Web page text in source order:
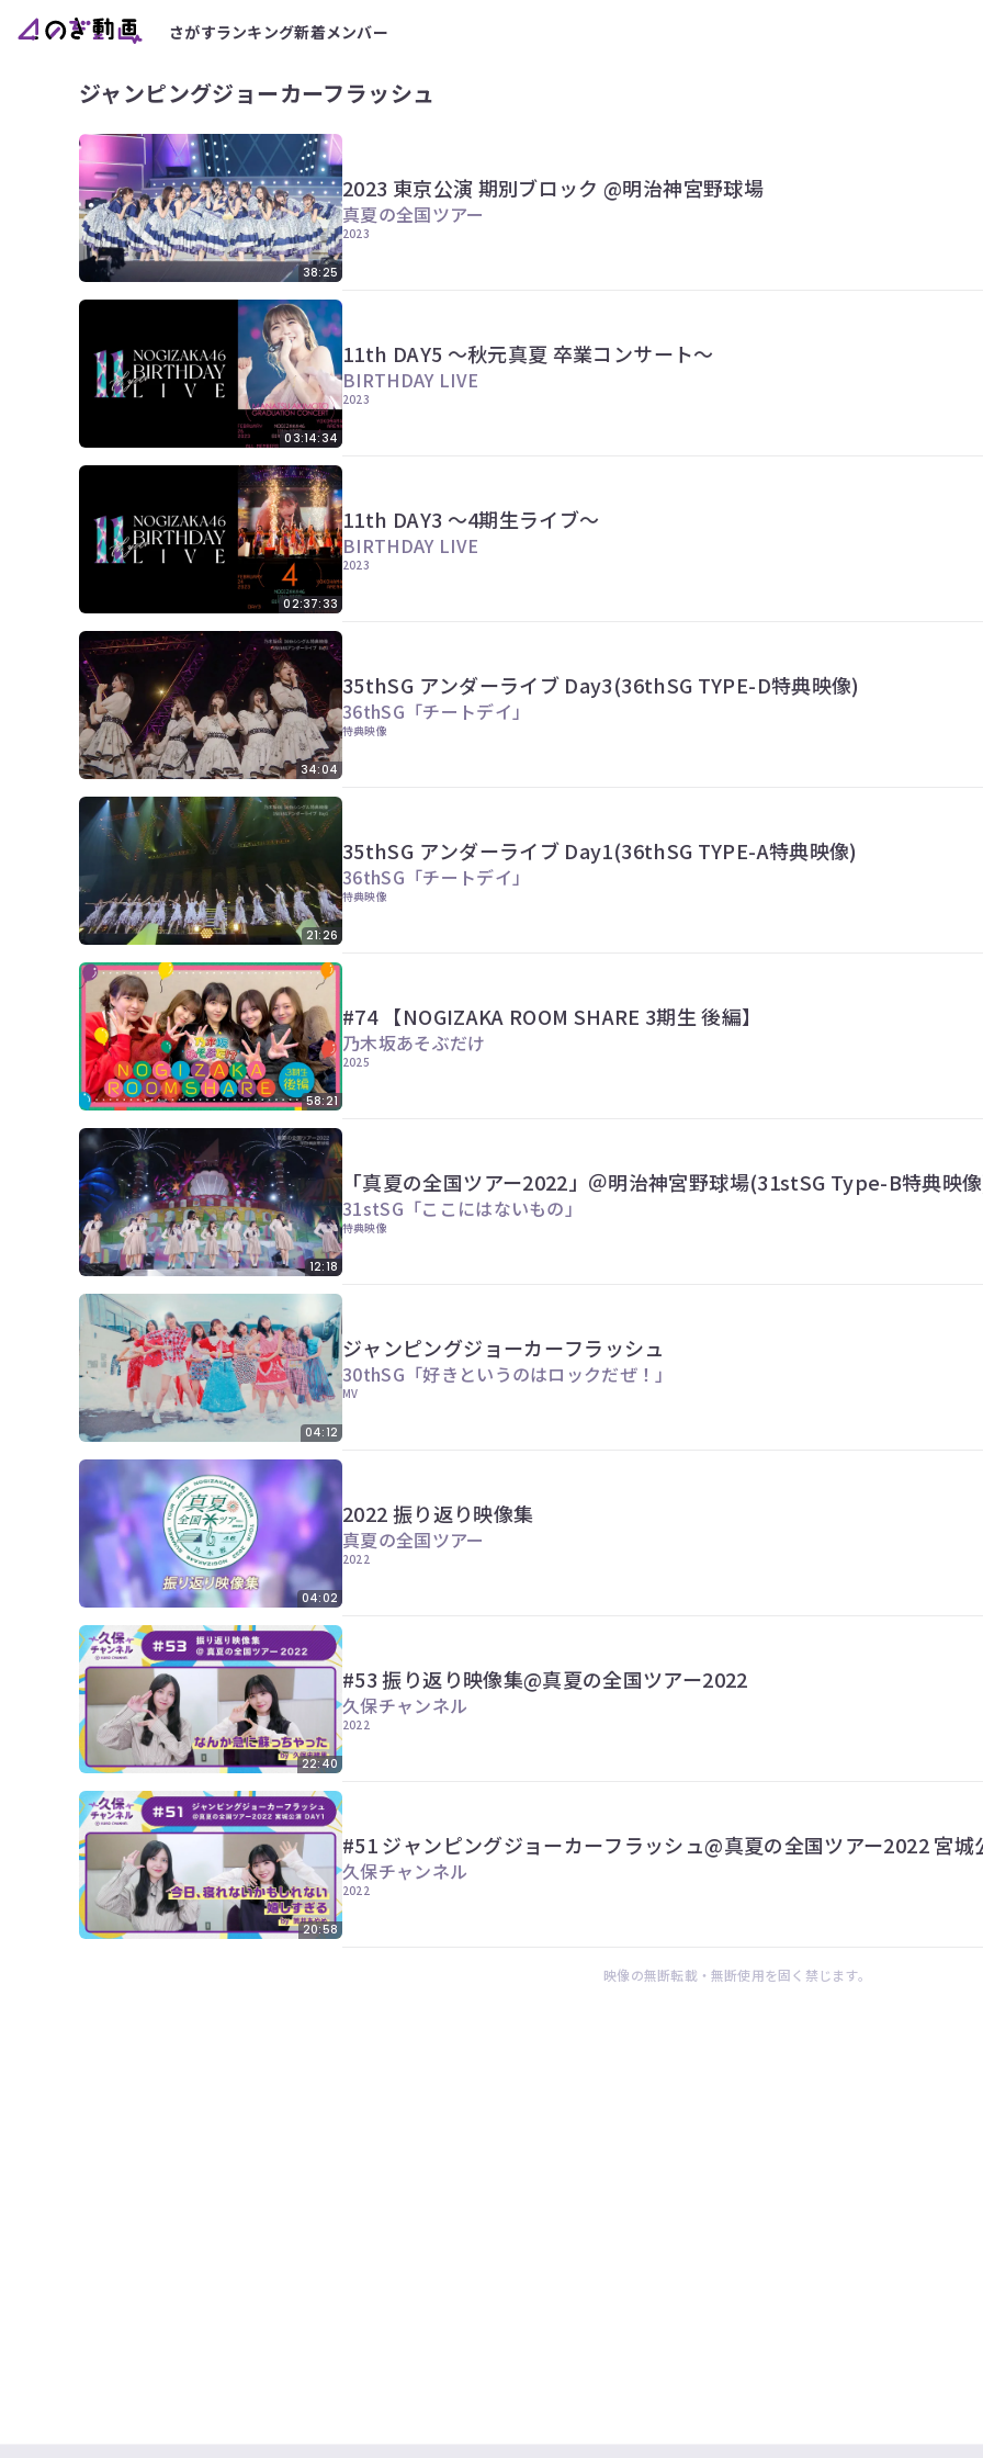
さがすランキング新着メンバー
ジャンピングジョーカーフラッシュ
38:25
2023 東京公演 期別ブロック @明治神宮野球場
真夏の全国ツアー
2023
03:14:34
11th DAY5 ～秋元真夏 卒業コンサート～
BIRTHDAY LIVE
2023
02:37:33
11th DAY3 ～4期生ライブ～
BIRTHDAY LIVE
2023
34:04
35thSG アンダーライブ Day3(36thSG TYPE-D特典映像)
36thSG「チートデイ」
特典映像
21:26
35thSG アンダーライブ Day1(36thSG TYPE-A特典映像)
36thSG「チートデイ」
特典映像
58:21
#74 【NOGIZAKA ROOM SHARE 3期生 後編】
乃木坂あそぶだけ
2025
12:18
「真夏の全国ツアー2022」＠明治神宮野球場(31stSG Type-B特典映
31stSG「ここにはないもの」
特典映像
04:12
ジャンピングジョーカーフラッシュ
30thSG「好きというのはロックだぜ！」
MV
04:02
2022 振り返り映像集
真夏の全国ツアー
2022
22:40
#53 振り返り映像集@真夏の全国ツアー2022
久保チャンネル
2022
20:58
#51 ジャンピングジョーカーフラッシュ@真夏の全国ツアー2022 宮城
久保チャンネル
2022
映像の無断転載・無断使用を固く禁じます。